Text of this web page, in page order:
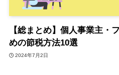
【総まとめ】個人事業主・
めの節税方法10選
2024年7月2日